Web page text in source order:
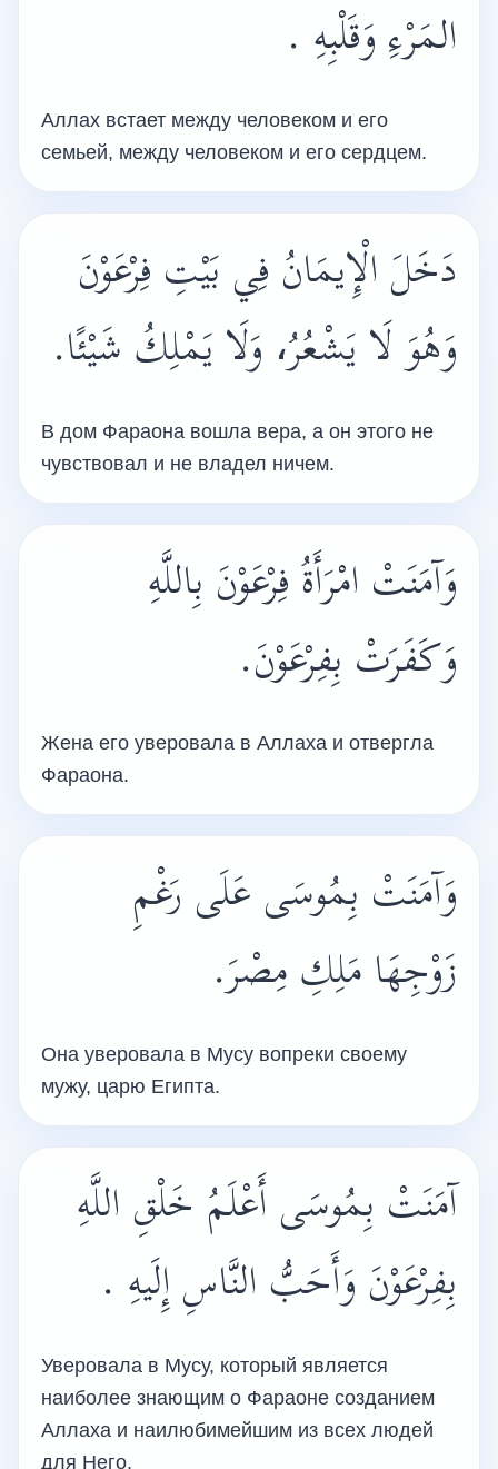
المَرْءِ وَقَلْبِهِ .
Аллах встает между человеком и его
семьей, между человеком и его сердцем.
دَخَلَ الْإِيمَانُ فِي بَيْتِ فِرْعَوْنَ
وَهُوَ لَا يَشْعُرُ، وَلَا يَمْلِكُ شَيْئًا.
В дом Фараона вошла вера, а он этого не
чувствовал и не владел ничем.
وَآمَنَتْ امْرَأَةُ فِرْعَوْنَ بِاللَّهِ
وَكَفَرَتْ بِفِرْعَوْنَ.
Жена его уверовала в Аллаха и отвергла
Фараона.
وَآمَنَتْ بِمُوسَى عَلَى رَغْمِ
زَوْجِهَا مَلِكِ مِصْرَ.
Она уверовала в Мусу вопреки своему
мужу, царю Египта.
آمَنَتْ بِمُوسَى أَعْلَمُ خَلْقِ اللَّهِ
بِفِرْعَوْنَ وَأَحَبُّ النَّاسِ إِلَيهِ .
Уверовала в Мусу, который является
наиболее знающим о Фараоне созданием
Аллаха и наилюбимейшим из всех людей
для Него.